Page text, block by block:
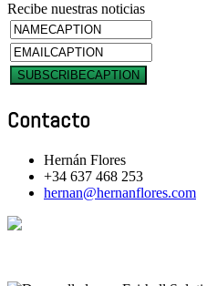
Recibe nuestras noticias
Contacto
Hernán Flores
+34 637 468 253
hernan@hernanflores.com